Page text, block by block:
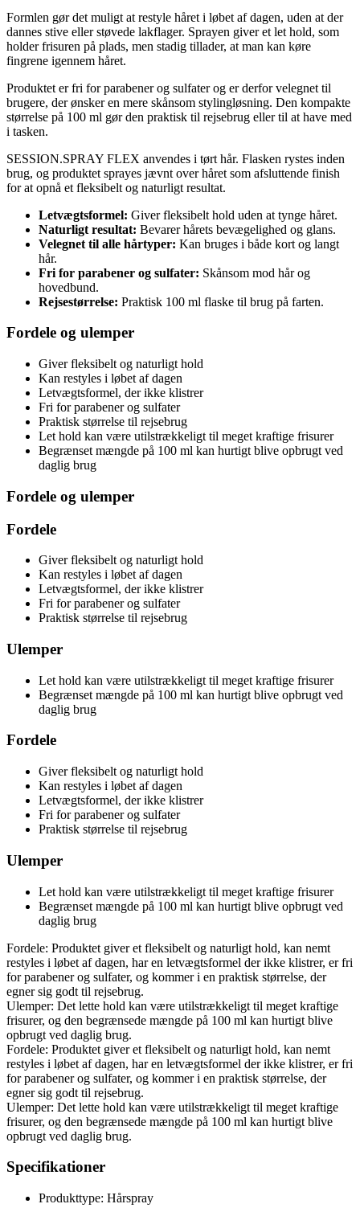
Formlen gør det muligt at restyle håret i løbet af dagen, uden at der
dannes stive eller støvede lakflager. Sprayen giver et let hold, som
holder frisuren på plads, men stadig tillader, at man kan køre
fingrene igennem håret.
Produktet er fri for parabener og sulfater og er derfor velegnet til
brugere, der ønsker en mere skånsom stylingløsning. Den kompakte
størrelse på 100 ml gør den praktisk til rejsebrug eller til at have med
i tasken.
SESSION.SPRAY FLEX anvendes i tørt hår. Flasken rystes inden
brug, og produktet sprayes jævnt over håret som afsluttende finish
for at opnå et fleksibelt og naturligt resultat.
Letvægtsformel: Giver fleksibelt hold uden at tynge håret.
Naturligt resultat: Bevarer hårets bevægelighed og glans.
Velegnet til alle hårtyper: Kan bruges i både kort og langt
hår.
Fri for parabener og sulfater: Skånsom mod hår og
hovedbund.
Rejsestørrelse: Praktisk 100 ml flaske til brug på farten.
Fordele og ulemper
Giver fleksibelt og naturligt hold
Kan restyles i løbet af dagen
Letvægtsformel, der ikke klistrer
Fri for parabener og sulfater
Praktisk størrelse til rejsebrug
Let hold kan være utilstrækkeligt til meget kraftige frisurer
Begrænset mængde på 100 ml kan hurtigt blive opbrugt ved
daglig brug
Fordele og ulemper
Fordele
Giver fleksibelt og naturligt hold
Kan restyles i løbet af dagen
Letvægtsformel, der ikke klistrer
Fri for parabener og sulfater
Praktisk størrelse til rejsebrug
Ulemper
Let hold kan være utilstrækkeligt til meget kraftige frisurer
Begrænset mængde på 100 ml kan hurtigt blive opbrugt ved
daglig brug
Fordele
Giver fleksibelt og naturligt hold
Kan restyles i løbet af dagen
Letvægtsformel, der ikke klistrer
Fri for parabener og sulfater
Praktisk størrelse til rejsebrug
Ulemper
Let hold kan være utilstrækkeligt til meget kraftige frisurer
Begrænset mængde på 100 ml kan hurtigt blive opbrugt ved
daglig brug
Fordele: Produktet giver et fleksibelt og naturligt hold, kan nemt
restyles i løbet af dagen, har en letvægtsformel der ikke klistrer, er fri
for parabener og sulfater, og kommer i en praktisk størrelse, der
egner sig godt til rejsebrug.
Ulemper: Det lette hold kan være utilstrækkeligt til meget kraftige
frisurer, og den begrænsede mængde på 100 ml kan hurtigt blive
opbrugt ved daglig brug.
Fordele: Produktet giver et fleksibelt og naturligt hold, kan nemt
restyles i løbet af dagen, har en letvægtsformel der ikke klistrer, er fri
for parabener og sulfater, og kommer i en praktisk størrelse, der
egner sig godt til rejsebrug.
Ulemper: Det lette hold kan være utilstrækkeligt til meget kraftige
frisurer, og den begrænsede mængde på 100 ml kan hurtigt blive
opbrugt ved daglig brug.
Specifikationer
Produkttype: Hårspray